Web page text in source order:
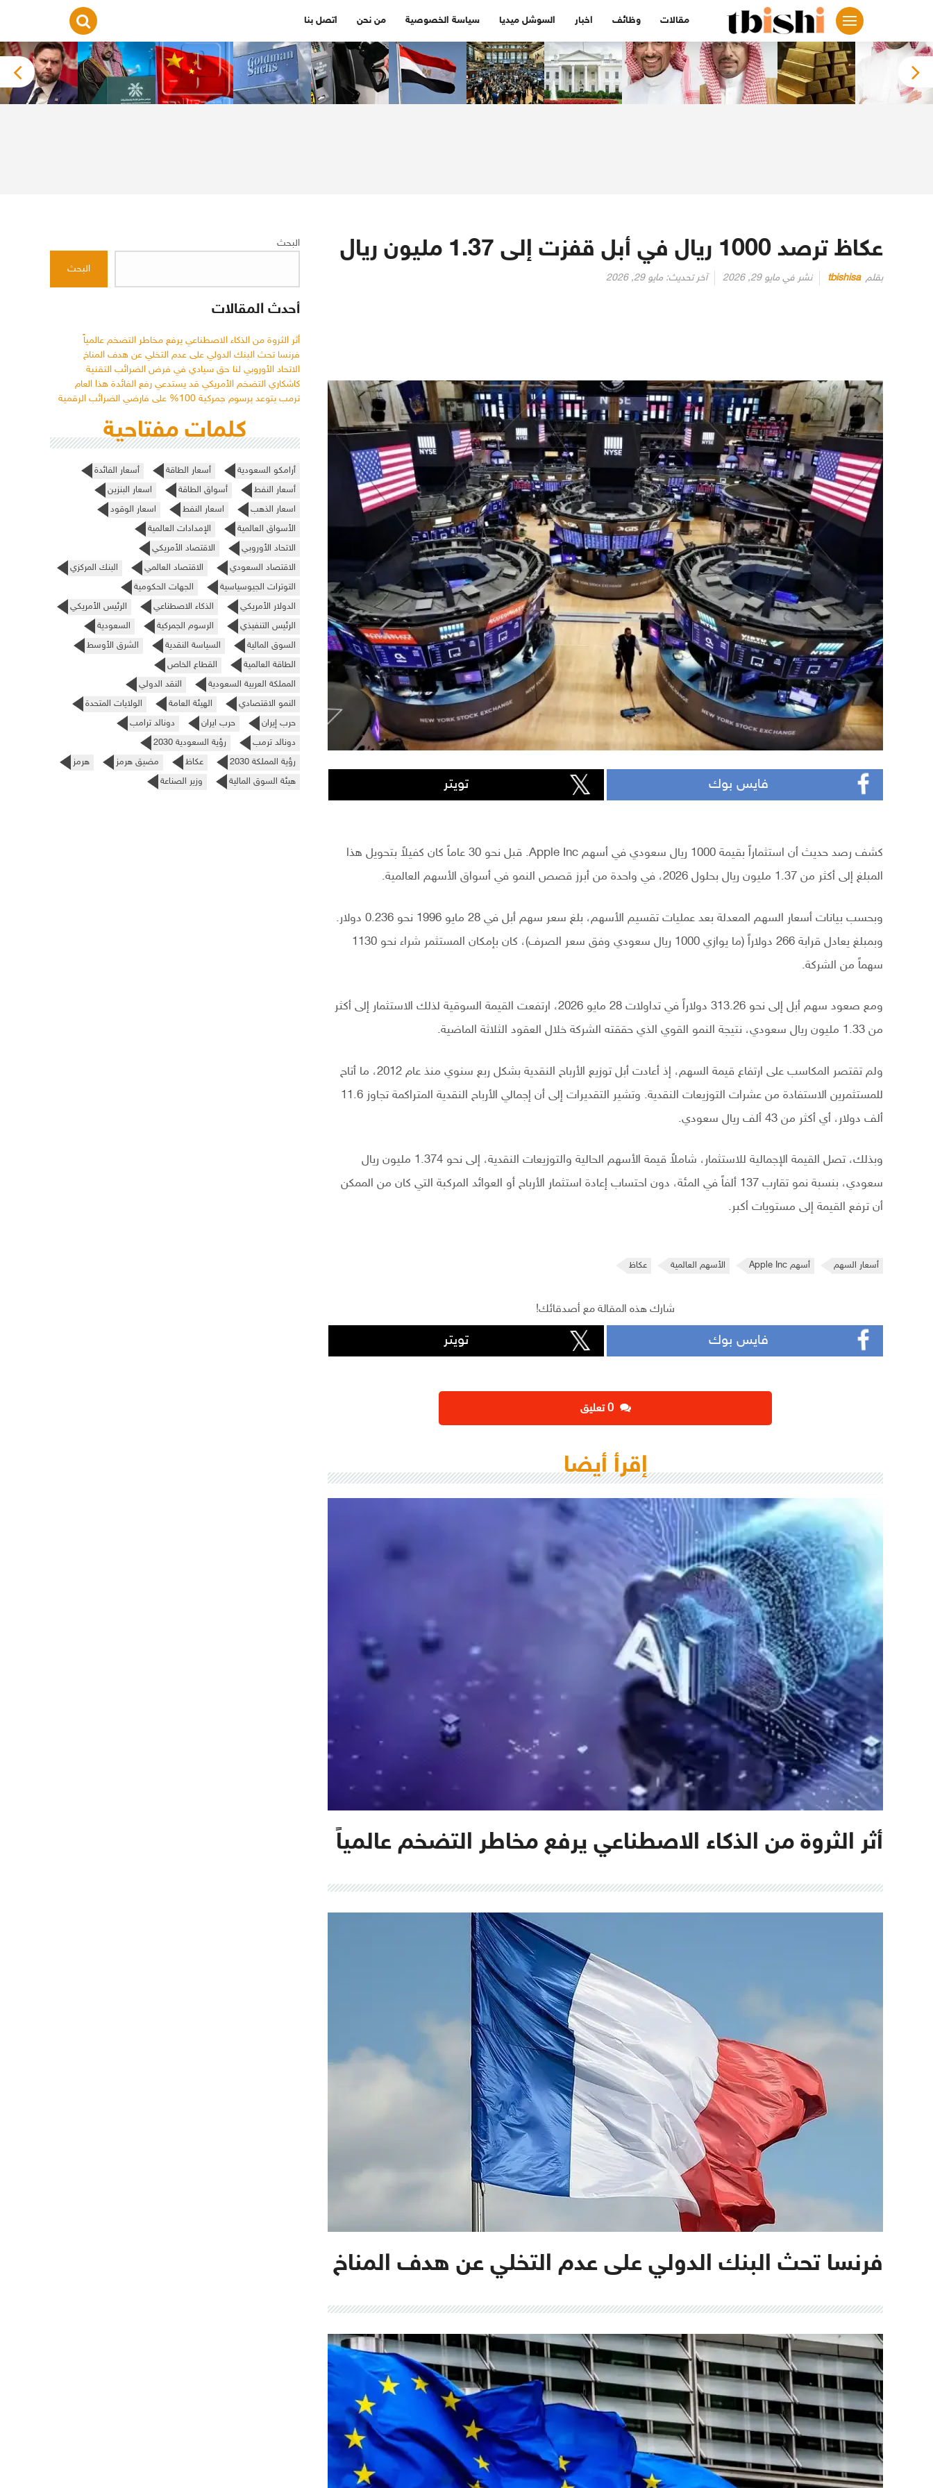
مقالات وظائف اخبار السوشل ميديا سياسة الخصوصية من نحن اتصل بنا
عكاظ ترصد 1000 ريال في أبل قفزت إلى 1.37 مليون ريال
بقلم tbishisa نشر في مايو 29, 2026 آخر تحديث: مايو 29, 2026
فايس بوك تويتر
كشف رصد حديث أن استثماراً بقيمة 1000 ريال سعودي في أسهم Apple Inc. قبل نحو 30 عاماً كان كفيلاً بتحويل هذا
المبلغ إلى أكثر من 1.37 مليون ريال بحلول 2026، في واحدة من أبرز قصص النمو في أسواق الأسهم العالمية.
وبحسب بيانات أسعار السهم المعدلة بعد عمليات تقسيم الأسهم، بلغ سعر سهم أبل في 28 مايو 1996 نحو 0.236 دولار.
وبمبلغ يعادل قرابة 266 دولاراً (ما يوازي 1000 ريال سعودي وفق سعر الصرف)، كان بإمكان المستثمر شراء نحو 1130
سهماً من الشركة.
ومع صعود سهم أبل إلى نحو 313.26 دولاراً في تداولات 28 مايو 2026، ارتفعت القيمة السوقية لذلك الاستثمار إلى أكثر
من 1.33 مليون ريال سعودي، نتيجة النمو القوي الذي حققته الشركة خلال العقود الثلاثة الماضية.
ولم تقتصر المكاسب على ارتفاع قيمة السهم، إذ أعادت أبل توزيع الأرباح النقدية بشكل ربع سنوي منذ عام 2012، ما أتاح
للمستثمرين الاستفادة من عشرات التوزيعات النقدية. وتشير التقديرات إلى أن إجمالي الأرباح النقدية المتراكمة تجاوز 11.6
ألف دولار، أي أكثر من 43 ألف ريال سعودي.
وبذلك، تصل القيمة الإجمالية للاستثمار، شاملاً قيمة الأسهم الحالية والتوزيعات النقدية، إلى نحو 1.374 مليون ريال
سعودي، بنسبة نمو تقارب 137 ألفاً في المئة، دون احتساب إعادة استثمار الأرباح أو العوائد المركبة التي كان من الممكن
أن ترفع القيمة إلى مستويات أكبر.
أسعار السهم أسهم Apple Inc الأسهم العالمية عكاظ
شارك هذه المقالة مع أصدقائك!
فايس بوك تويتر
‫0 تعليق
إقرأ أيضا
أثر الثروة من الذكاء الاصطناعي يرفع مخاطر التضخم عالمياً
فرنسا تحث البنك الدولي على عدم التخلي عن هدف المناخ
البحث
البحث
أحدث المقالات
أثر الثروة من الذكاء الاصطناعي يرفع مخاطر التضخم عالمياً
فرنسا تحث البنك الدولي على عدم التخلي عن هدف المناخ
الاتحاد الأوروبي لنا حق سيادي في فرض الضرائب التقنية
كاشكاري التضخم الأمريكي قد يستدعي رفع الفائدة هذا العام
ترمب يتوعد برسوم جمركية 100% على فارضي الضرائب الرقمية
كلمات مفتاحية
أرامكو السعودية أسعار الطاقة
أسعار الفائدة
أسعار النفط
أسواق الطاقة
اسعار البنزين
اسعار الذهب
اسعار النفط
اسعار الوقود
الأسواق العالمية
الإمدادات العالمية
الاتحاد الأوروبي
الاقتصاد الأمريكي
الاقتصاد السعودي
الاقتصاد العالمي
البنك المركزي
التوترات الجيوسياسية
الجهات الحكومية
الدولار الأمريكي
الذكاء الاصطناعي
الرئيس الأمريكي
الرئيس التنفيذي
الرسوم الجمركية
السعودية
السوق المالية
السياسة النقدية
الشرق الأوسط
الطاقة العالمية
القطاع الخاص
المملكة العربية السعودية
النقد الدولي
النمو الاقتصادي
الهيئة العامة
الولايات المتحدة
حرب إيران
حرب ايران
دونالد ترامب
دونالد ترمب
رؤية السعودية 2030
رؤية المملكة 2030
عكاظ مضيق هرمز
هرمز
هيئة السوق المالية
وزير الصناعة